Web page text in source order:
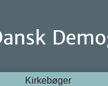
Kirkebøger